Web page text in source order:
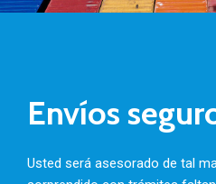
Envíos
Usted será asesorado de tal